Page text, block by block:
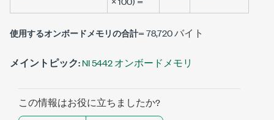
使用するオンボードメモリの合計= 78,720 バイト
メイントピック:NI 5442 オンボードメモリ
この情報はお役に立ちましたか?